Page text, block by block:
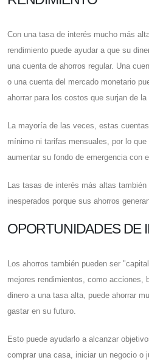
Con una tasa de interés mucho más
rendimiento puede ayudar a que su
una cuenta de ahorros regular. Una
o una cuenta del mercado monetario
ahorrar para los costos que surjan de la
La mayoría de las veces, estas
mínimo ni tarifas mensuales, por lo
aumentar su fondo de emergencia con
Las tasas de interés más altas
inesperados porque sus ahorros
OPORTUNIDADES DE
Los ahorros también pueden ser
mejores rendimientos, como acciones,
dinero a una tasa alta, puede ahorrar
gastar en su futuro.
Esto puede ayudarlo a alcanzar
comprar una casa, iniciar un negocio o